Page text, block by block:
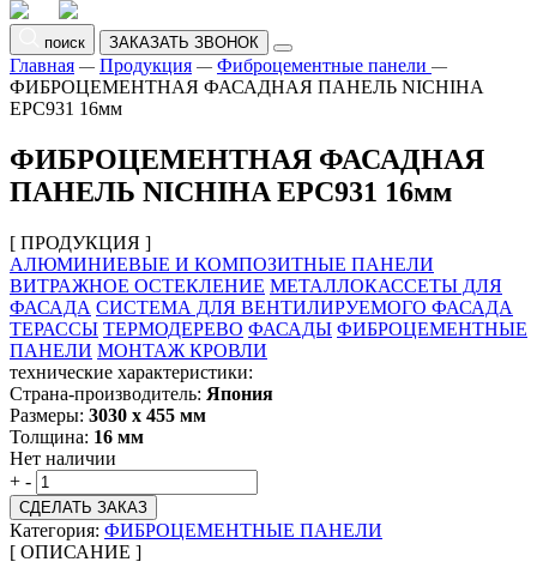
поиск ЗАКАЗАТЬ ЗВОНОК
Главная — Продукция — Фиброцементные панели —
ФИБРОЦЕМЕНТНАЯ ФАСАДНАЯ ПАНЕЛЬ NICHIHA
EPC931 16мм
ФИБРОЦЕМЕНТНАЯ ФАСАДНАЯ
ПАНЕЛЬ NICHIHA EPC931 16мм
[ ПРОДУКЦИЯ ]
АЛЮМИНИЕВЫЕ И КОМПОЗИТНЫЕ ПАНЕЛИ
ВИТРАЖНОЕ ОСТЕКЛЕНИЕ МЕТАЛЛОКАССЕТЫ ДЛЯ
ФАСАДА СИСТЕМА ДЛЯ ВЕНТИЛИРУЕМОГО ФАСАДА
ТЕРАССЫ ТЕРМОДЕРЕВО ФАСАДЫ ФИБРОЦЕМЕНТНЫЕ
ПАНЕЛИ МОНТАЖ КРОВЛИ
технические характеристики:
Страна-производитель: Япония
Размеры: 3030 х 455 мм
Толщина: 16 мм
Нет наличии
+ -
СДЕЛАТЬ ЗАКАЗ
Категория: ФИБРОЦЕМЕНТНЫЕ ПАНЕЛИ
[ ОПИСАНИЕ ]